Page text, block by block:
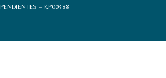
PENDIENTES – KP00388